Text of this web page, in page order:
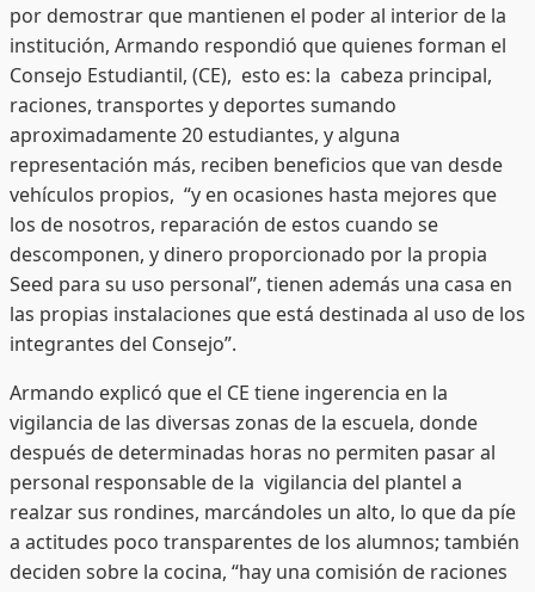
por demostrar que mantienen el poder al interior de la
institución, Armando respondió que quienes forman el
Consejo Estudiantil, (CE), esto es: la cabeza principal,
raciones, transportes y deportes sumando
aproximadamente 20 estudiantes, y alguna
representación más, reciben beneficios que van desde
vehículos propios, “y en ocasiones hasta mejores que
los de nosotros, reparación de estos cuando se
descomponen, y dinero proporcionado por la propia
Seed para su uso personal”, tienen además una casa en
las propias instalaciones que está destinada al uso de los
integrantes del Consejo”.
Armando explicó que el CE tiene ingerencia en la
vigilancia de las diversas zonas de la escuela, donde
después de determinadas horas no permiten pasar al
personal responsable de la vigilancia del plantel a
realzar sus rondines, marcándoles un alto, lo que da píe
a actitudes poco transparentes de los alumnos; también
deciden sobre la cocina, “hay una comisión de raciones